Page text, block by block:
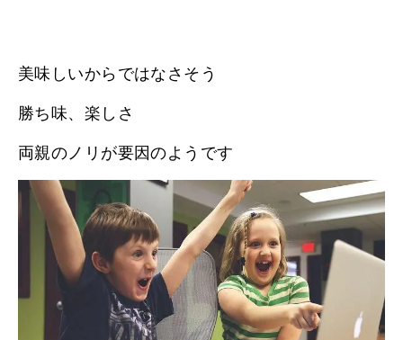
美味しいからではなさそう
勝ち味、楽しさ
両親のノリが要因のようです